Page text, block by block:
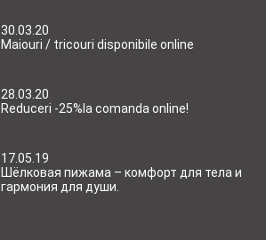
30.03.20
Maiouri / tricouri disponibile online
28.03.20
Reduceri -25%la comanda online!
17.05.19
Шёлковая пижама – комфорт для тела и
гармония для души.